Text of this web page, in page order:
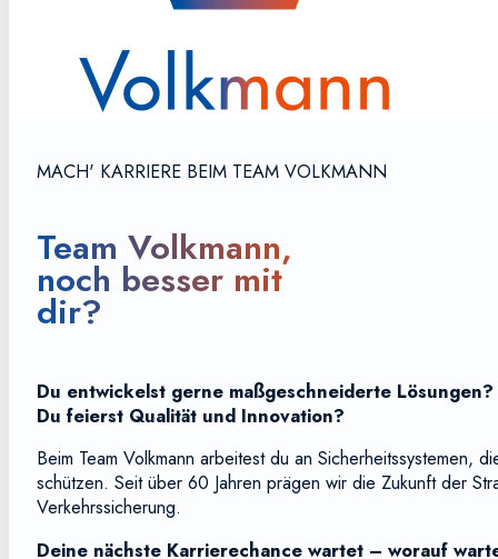
MACH' KARRIERE BEIM TEAM VOLKMANN
Team Volkmann,
noch besser mit
dir?
Du entwickelst gerne maßgeschneiderte Lösungen?
Du feierst Qualität und Innovation?
Beim Team Volkmann arbeitest du an Sicherheitssystemen,
schützen. Seit über 60 Jahren prägen wir die Zukunft der
Verkehrssicherung.
Deine nächste Karrierechance wartet – worauf